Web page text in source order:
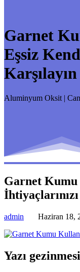
Garnet
Eşsiz
Karşılayın
Aluminyum Oksit |
Garnet
admin Haziran 18,
Yazı gezinmesi